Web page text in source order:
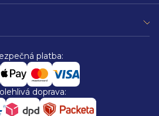
platba:
doprava: